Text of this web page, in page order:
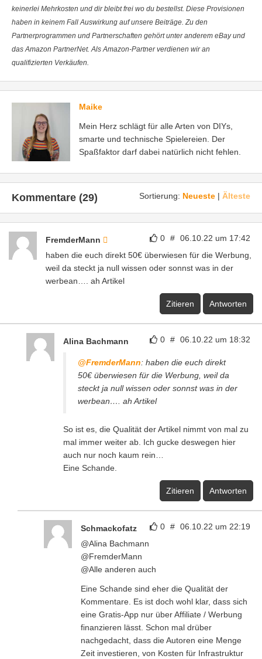
keinerlei Mehrkosten und dir bleibt frei wo du bestellst. Diese Provisionen
haben in keinem Fall Auswirkung auf unsere Beiträge. Zu den
Partnerprogrammen und Partnerschaften gehört unter anderem eBay und
das Amazon PartnerNet. Als Amazon-Partner verdienen wir an
qualifizierten Verkäufen.
Maike
Mein Herz schlägt für alle Arten von DIYs,
smarte und technische Spielereien. Der
Spaßfaktor darf dabei natürlich nicht fehlen.
Sortierung: Neueste | Älteste
Kommentare (29)
0 # 06.10.22 um 17:42
FremderMann
haben die euch direkt 50€ überwiesen für die Werbung,
weil da steckt ja null wissen oder sonnst was in der
werbean…. ah Artikel
Zitieren Antworten
0 # 06.10.22 um 18:32
Alina Bachmann
@FremderMann: haben die euch direkt
50€ überwiesen für die Werbung, weil da
steckt ja null wissen oder sonnst was in der
werbean…. ah Artikel
So ist es, die Qualität der Artikel nimmt von mal zu
mal immer weiter ab. Ich gucke deswegen hier
auch nur noch kaum rein…
Eine Schande.
Zitieren Antworten
0 # 06.10.22 um 22:19
Schmackofatz
@Alina Bachmann
@FremderMann
@Alle anderen auch
Eine Schande sind eher die Qualität der
Kommentare. Es ist doch wohl klar, dass sich
eine Gratis-App nur über Affiliate / Werbung
finanzieren lässt. Schon mal drüber
nachgedacht, dass die Autoren eine Menge
Zeit investieren, von Kosten für Infrastruktur